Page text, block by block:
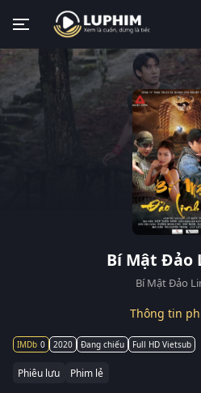
Bí Mật Đảo
Bí Mật Đảo
Thông tin
0 2020 Đang chiếu Full HD Vietsub
Phiêu lưu Phim lẻ